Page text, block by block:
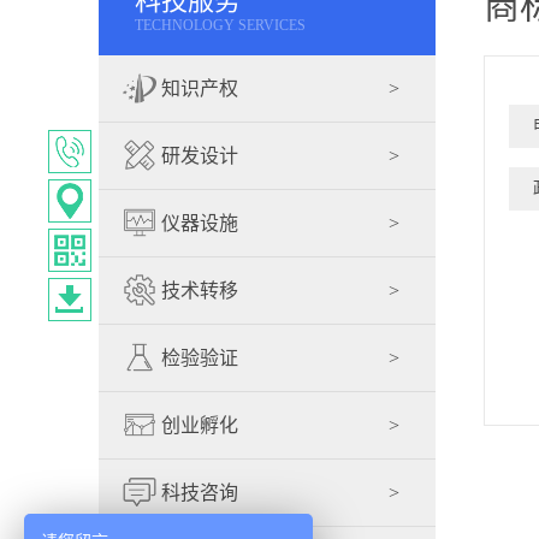
TECHNOLOGY SERVICES
知识产权 >
> 科技创新基金
>
> 软件著作权
> 科技创新券
研发设计 >
仪器设施 >
技术转移 >
检验验证 >
创业孵化 >
科技咨询 >